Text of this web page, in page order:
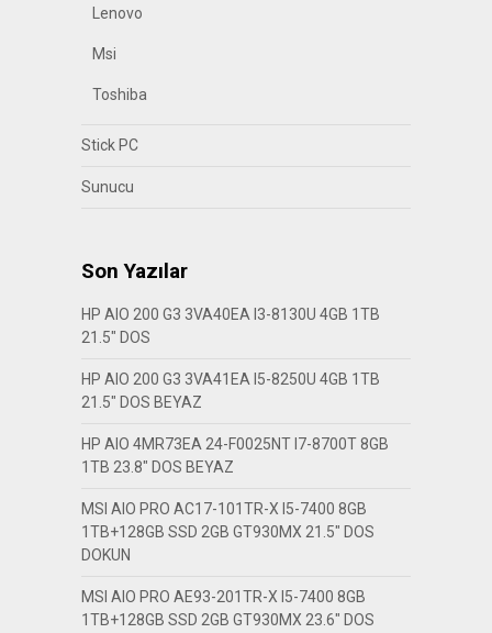
Lenovo
Msi
Toshiba
Stick PC
Sunucu
Son Yazılar
HP AIO 200 G3 3VA40EA I3-8130U 4GB 1TB
21.5″ DOS
HP AIO 200 G3 3VA41EA I5-8250U 4GB 1TB
21.5″ DOS BEYAZ
HP AIO 4MR73EA 24-F0025NT I7-8700T 8GB
1TB 23.8″ DOS BEYAZ
MSI AIO PRO AC17-101TR-X I5-7400 8GB
1TB+128GB SSD 2GB GT930MX 21.5″ DOS
DOKUN
MSI AIO PRO AE93-201TR-X I5-7400 8GB
1TB+128GB SSD 2GB GT930MX 23.6″ DOS